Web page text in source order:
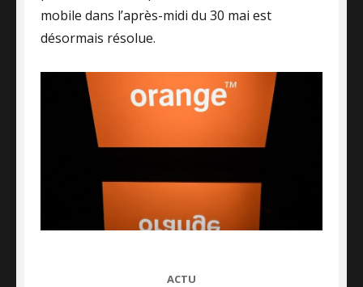
mobile dans l’après-midi du 30 mai est
désormais résolue.
CATEGORIES
ACTU